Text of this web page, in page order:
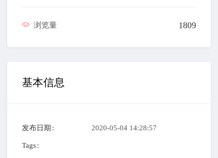
浏览量 1809
基本信息
发布日期 2020-05-04 14:28:57
Tags